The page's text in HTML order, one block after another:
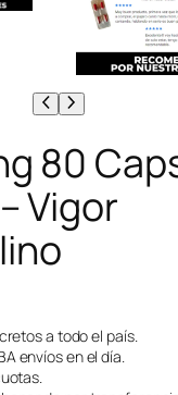
80
Vigor
a todo el país.
envíos en el día.